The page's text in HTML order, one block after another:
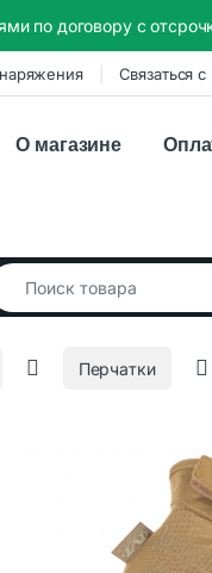
Связаться
О магазине
for:
Перчатки
по договору с